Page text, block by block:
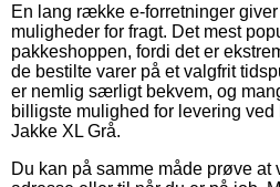
En lang række e-forretninger
muligheder for fragt. Det mest
pakkeshoppen, fordi det er
de bestilte varer på et valgfrit
er nemlig særligt bekvem, og
billigste mulighed for levering ved
Jakke XL Grå.
Du kan på samme måde prøve